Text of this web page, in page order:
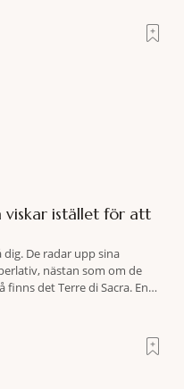
viskar istället för att
De radar upp sina
nästan som om de
det Terre di Sacra. En